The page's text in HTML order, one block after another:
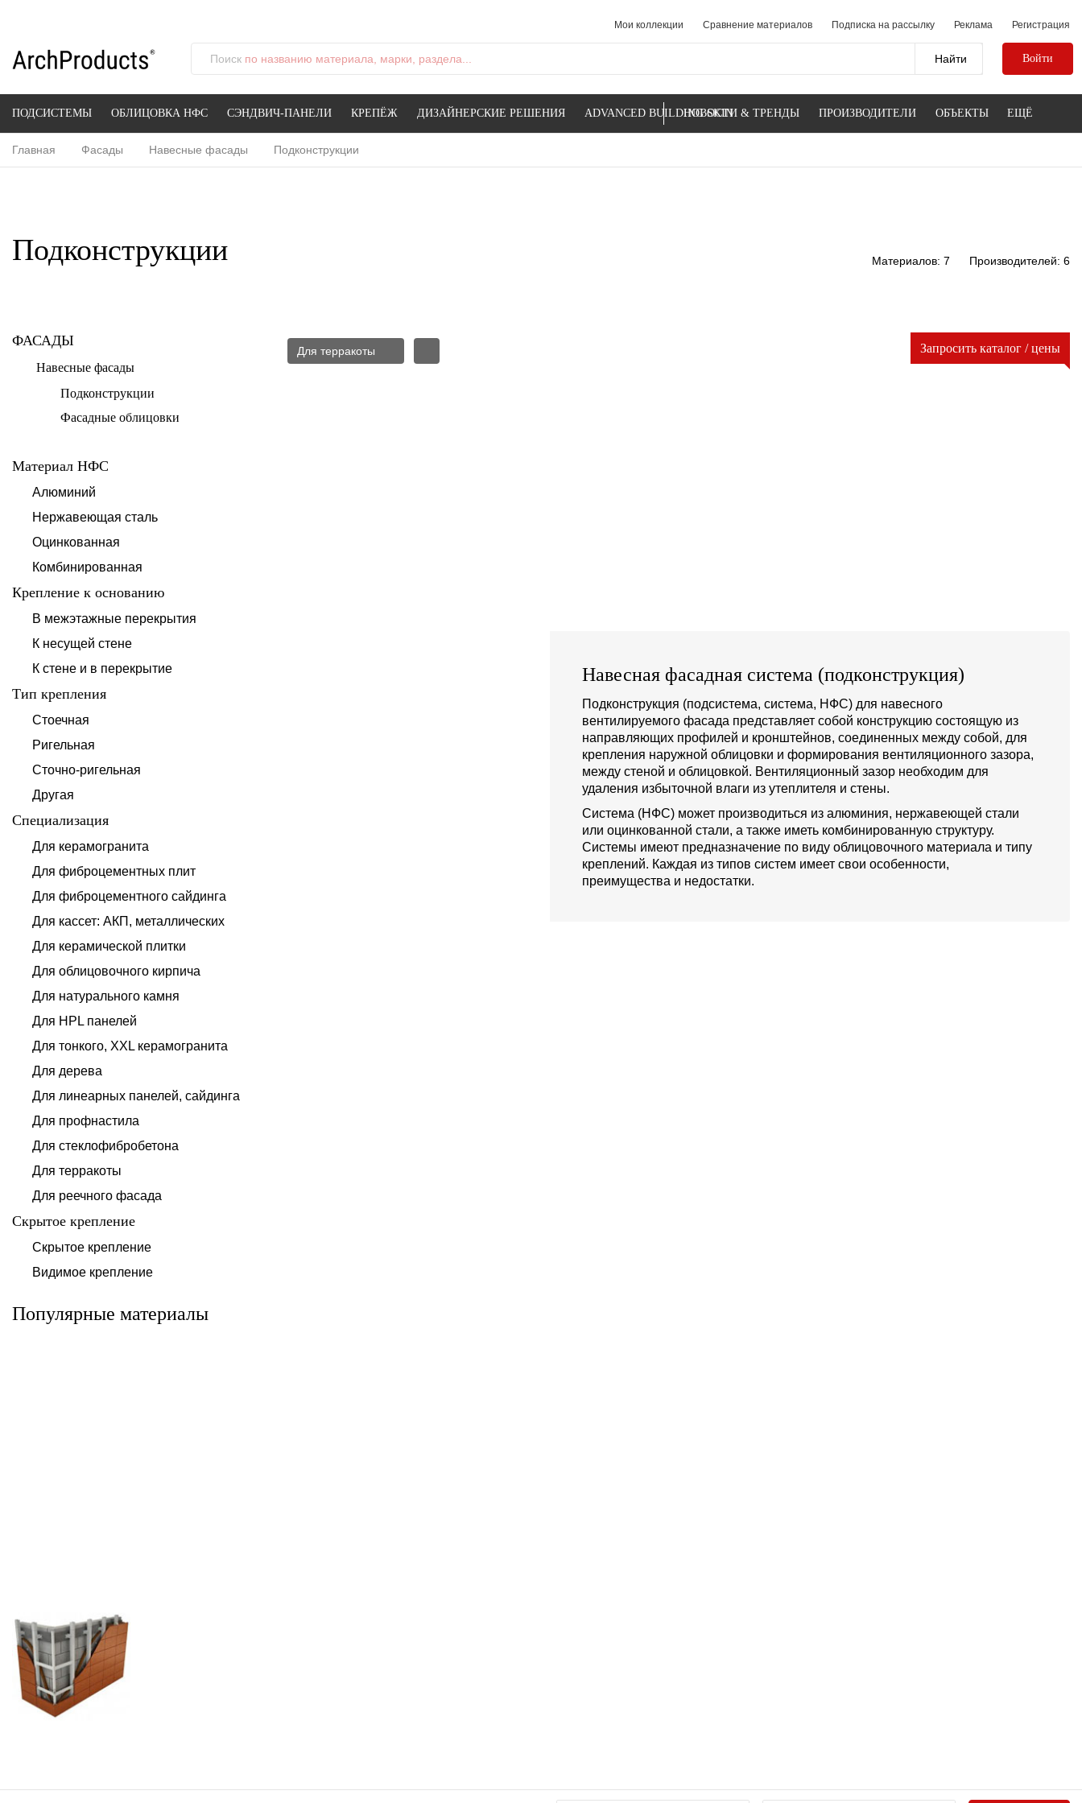
Мои коллекции Сравнение материалов Подписка на рассылку Реклама Регистрация
Поиск по названию материала, марки, раздела... Войти
ПОДСИСТЕМЫ ОБЛИЦОВКА НФС СЭНДВИЧ-ПАНЕЛИ КРЕПЁЖ ДИЗАЙНЕРСКИЕ РЕШЕНИЯ ADVANCED BUILDING SKINНОВОСТИ & ТРЕНДЫ ПРОИЗВОДИТЕЛИ ОБЪЕКТЫ ЕЩЁ
Главная Фасады Навесные фасады Подконструкции
Подконструкции Материалов: 7 Производителей: 6
ФАСАДЫ
Навесные фасады
Подконструкции
Фасадные облицовки
Материал НФС
Алюминий
Нержавеющая сталь
Оцинкованная
Комбинированная
Крепление к основанию
В межэтажные перекрытия
К несущей стене
К стене и в перекрытие
Тип крепления
Стоечная
Ригельная
Сточно-ригельная
Другая
Специализация
Для керамогранита
Для фиброцементных плит
Для фиброцементного сайдинга
Для кассет: АКП, металлических
Для керамической плитки
Для облицовочного кирпича
Для натурального камня
Для HPL панелей
Для тонкого, XXL керамогранита
Для дерева
Для линеарных панелей, сайдинга
Для профнастила
Для стеклофибробетона
Для терракоты
Для реечного фасада
Скрытое крепление
Скрытое крепление
Видимое крепление
Популярные материалы
Система для
облицовки
клинкерными
плитками «под
Альтернатива
Альтернатива
Для терракоты Запросить каталог / цены
Навесная фасадная система (подконструкция)
Подконструкция (подсистема, система, НФС) для навесного
вентилируемого фасада представляет собой конструкцию состоящую из
направляющих профилей и кронштейнов, соединенных между собой, для
крепления наружной облицовки и формирования вентиляционного зазора,
между стеной и облицовкой. Вентиляционный зазор необходим для
удаления избыточной влаги из утеплителя и стены.
Система (НФС) может производиться из алюминия, нержавеющей стали
или оцинкованной стали, а также иметь комбинированную структуру.
Системы имеют предназначение по виду облицовочного материала и типу
креплений. Каждая из типов систем имеет свои особенности,
преимущества и недостатки.